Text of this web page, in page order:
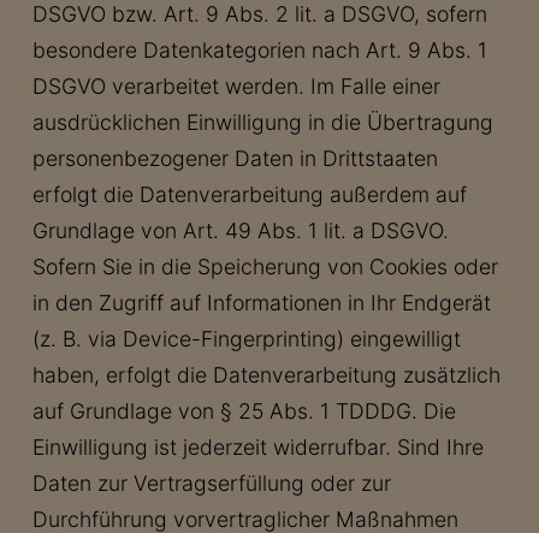
DSGVO bzw. Art. 9 Abs. 2 lit. a DSGVO, sofern
besondere Datenkategorien nach Art. 9 Abs. 1
DSGVO verarbeitet werden. Im Falle einer
ausdrücklichen Einwilligung in die Übertragung
personenbezogener Daten in Drittstaaten
erfolgt die Datenverarbeitung außerdem auf
Grundlage von Art. 49 Abs. 1 lit. a DSGVO.
Sofern Sie in die Speicherung von Cookies oder
in den Zugriff auf Informationen in Ihr Endgerät
(z. B. via Device-Fingerprinting) eingewilligt
haben, erfolgt die Datenverarbeitung zusätzlich
auf Grundlage von § 25 Abs. 1 TDDDG. Die
Einwilligung ist jederzeit widerrufbar. Sind Ihre
Daten zur Vertragserfüllung oder zur
Durchführung vorvertraglicher Maßnahmen